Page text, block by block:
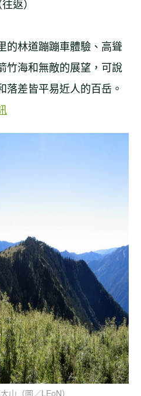
返）
的林道蹦蹦車體驗、高聳
竹海和無敵的展望，可說
落差皆平易近人的百岳。
山（圖／LEoN）